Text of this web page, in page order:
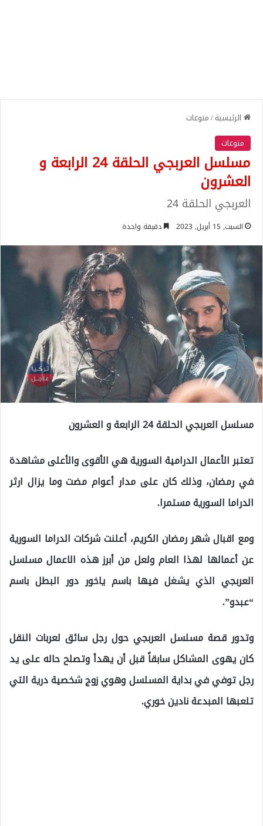
الرئيسية/منوعات
منوعات
مسلسل العربجي الحلقة 24 الرابعة و
العشرون
العربجي الحلقة 24
السبت, 15 أبريل, 2023 دقيقة واحدة
مسلسل العربجي الحلقة 24 الرابعة و العشرون
تعتبر الأعمال الدرامية السورية هي الأقوى والأعلى مشاهدة
في رمضان، وذلك كان على مدار أعوام مضت وما يزال ارثر
الدراما السورية مستمرا.
ومع اقبال شهر رمضان الكريم، أعلنت شركات الدراما السورية
عن أعمالها لهذا العام ولعل من أبرز هذه الاعمال مسلسل
العربجي الذي يشغل فيها باسم ياخور دور البطل باسم
“عبدو”.
وتدور قصة مسلسل العربجي حول رجل سائق لعربات النقل
كان يهوى المشاكل سابقاً قبل أن يهدأ وتصلح حاله على يد
رجل توفي في بداية المسلسل وهوي زوج شخصية درية التي
تلعبها المبدعة نادين خوري.